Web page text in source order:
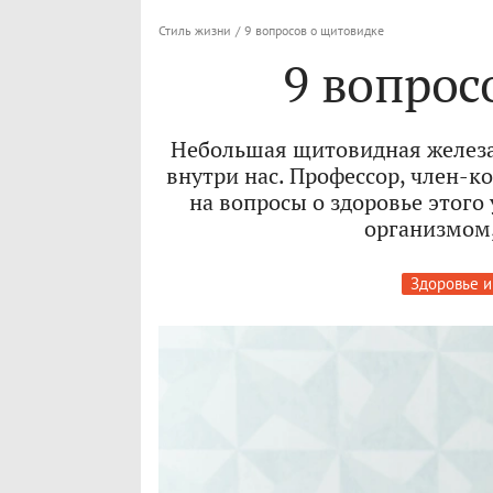
Стиль жизни / 9 вопросов о щитовидке
9
Небольшая щитовидная
внутри нас. Профессор, член-
на вопросы о здоровье
Здоровье